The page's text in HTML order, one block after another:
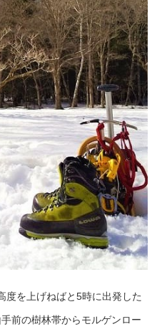
度を上げねばと5時に出発した
前の樹林帯からモルゲンロー